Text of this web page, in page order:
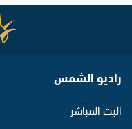
راديو الشمس
البث المباشر